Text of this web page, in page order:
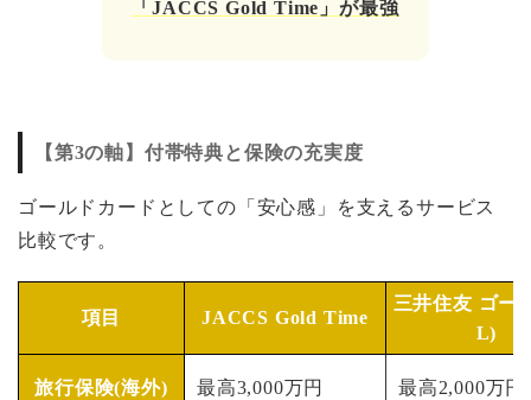
「JACCS Gold Time」が最強
【第3の軸】付帯特典と保険の充実度
ゴールドカードとしての「安心感」を支えるサービス
比較です。
項目 JACCS Gold Time
三井住友 ゴー
L)
旅行保険(海外) 最高3,000万円 最高2,000万円